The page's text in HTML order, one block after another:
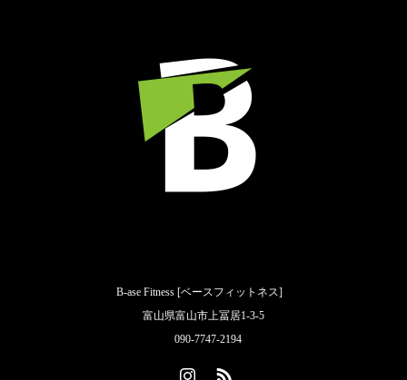
B-ase Fitness [ベースフィットネス]
富山県富山市上冨居1-3-5
090-7747-2194